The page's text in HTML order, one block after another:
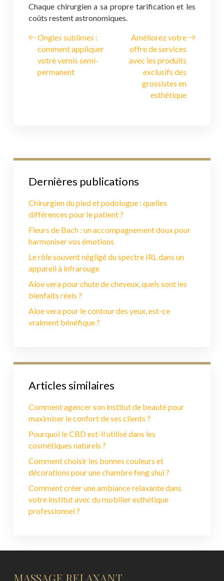
Chaque chirurgien a sa propre tarification et les
coûts restent astronomiques.
Ongles sublimes :
comment appliquer
votre vernis semi-
permanent
Améliorez votre
offre de services
avec les produits
exclusifs des
grossistes en
esthétique
Dernières publications
Chirurgien du pied et podologue : quelles
différences pour le patient ?
Fleurs de Bach : un accompagnement doux pour
harmoniser vos émotions
Le rôle souvent négligé du spectre IRL dans un
appareil à infrarouge
Aloe vera pour chute de cheveux, quels sont les
bienfaits réels ?
Aloe vera pour le contour des yeux, est-ce
vraiment bénéfique ?
Articles similaires
Comment agencer son institut de beauté pour
maximiser le confort de ses clients ?
Pourquoi le CBD est-il utilisé dans les
cosmétiques naturels ?
Comment choisir les bonnes couleurs et
décorations pour une chambre feng shui ?
Comment créer une ambiance relaxante dans
votre institut avec du mobilier esthétique
professionnel ?
MASSAGE RELAXANT